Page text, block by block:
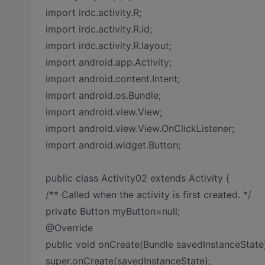
import irdc.activity.R;
import irdc.activity.R.id;
import irdc.activity.R.layout;
import android.app.Activity;
import android.content.Intent;
import android.os.Bundle;
import android.view.View;
import android.view.View.OnClickListener;
import android.widget.Button;
public class Activity02 extends Activity {
/** Called when the activity is first created. */
private Button myButton=null;
@Override
public void onCreate(Bundle
super.onCreate(savedInstanceState);